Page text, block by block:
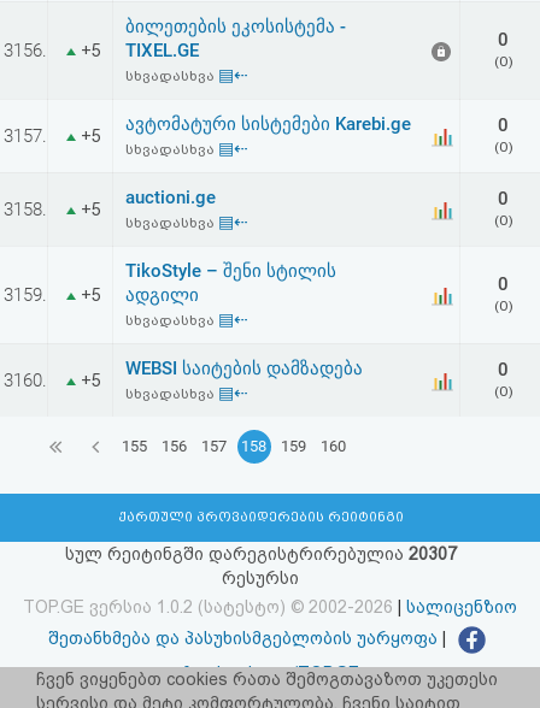
3156. +5
ბილეთების ეკოსისტემა -
TIXEL.GE
სხვადასხვა ▤⇠
0
(0)
3157. +5
ავტომატური სისტემები Karebi.ge
სხვადასხვა ▤⇠
0
(0)
3158. +5
auctioni.ge
სხვადასხვა ▤⇠
0
(0)
3159. +5
TikoStyle – შენი სტილის
ადგილი
სხვადასხვა ▤⇠
0
(0)
3160. +5
WEBSI საიტების დამზადება
სხვადასხვა ▤⇠
0
(0)
155 156 157 158 159 160
ქართული პროვაიდერების რეიტინგი
სულ რეიტინგში დარეგისტრირებულია 20307
რესურსი
TOP.GE ვერსია 1.0.2 (სატესტო) © 2002-2026
სალიცენზიო
შეთანხმება და პასუხისმგებლობის უარყოფა
facebook.com/TOP.GE
იხილეთ TOP.GE - ის ძველი ვერსია ბმულზე
ჩვენ ვიყენებთ cookies რათა შემოგთავაზოთ უკეთესი
სერვისი და მეტი კომფორტულობა. ჩვენი საიტით